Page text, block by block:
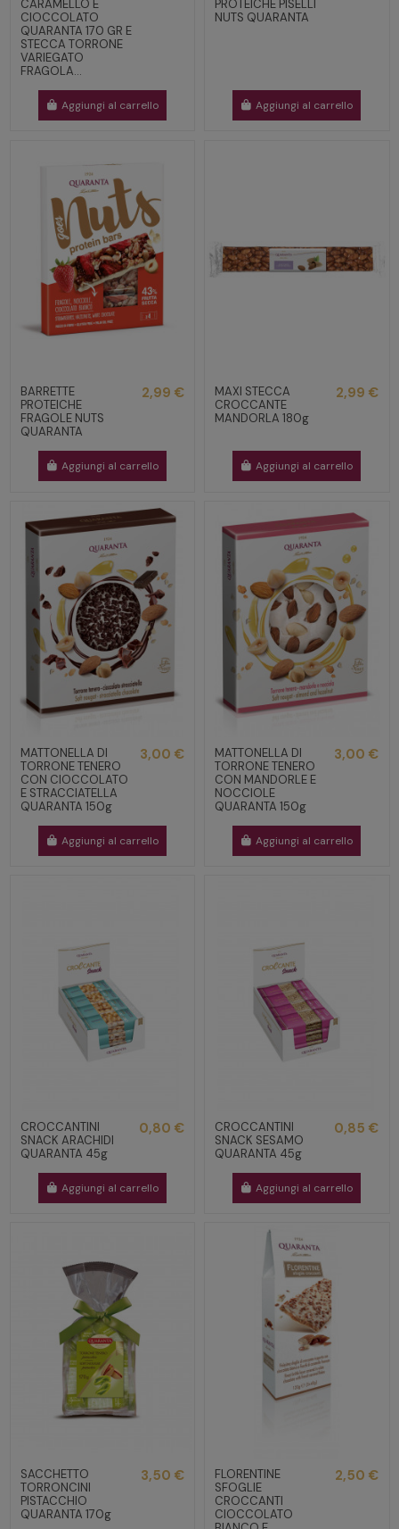
CARAMELLO E
CIOCCOLATO
QUARANTA 170 GR E
STECCA TORRONE
VARIEGATO
FRAGOLA...
Aggiungi al carrello
PROTEICHE PISELLI
NUTS QUARANTA
Aggiungi al carrello
BARRETTE
PROTEICHE
FRAGOLE NUTS
QUARANTA
2,99 €
Aggiungi al carrello
MAXI STECCA
CROCCANTE
MANDORLA 180g
2,99 €
Aggiungi al carrello
MATTONELLA DI
TORRONE TENERO
CON CIOCCOLATO
E STRACCIATELLA
QUARANTA 150g
3,00 €
Aggiungi al carrello
MATTONELLA DI
TORRONE TENERO
CON MANDORLE E
NOCCIOLE
QUARANTA 150g
3,00 €
Aggiungi al carrello
CROCCANTINI
SNACK ARACHIDI
QUARANTA 45g
0,80 €
Aggiungi al carrello
CROCCANTINI
SNACK SESAMO
QUARANTA 45g
0,85 €
Aggiungi al carrello
SACCHETTO
TORRONCINI
PISTACCHIO
QUARANTA 170g
3,50 €
FLORENTINE
SFOGLIE
CROCCANTI
CIOCCOLATO
2,50 €